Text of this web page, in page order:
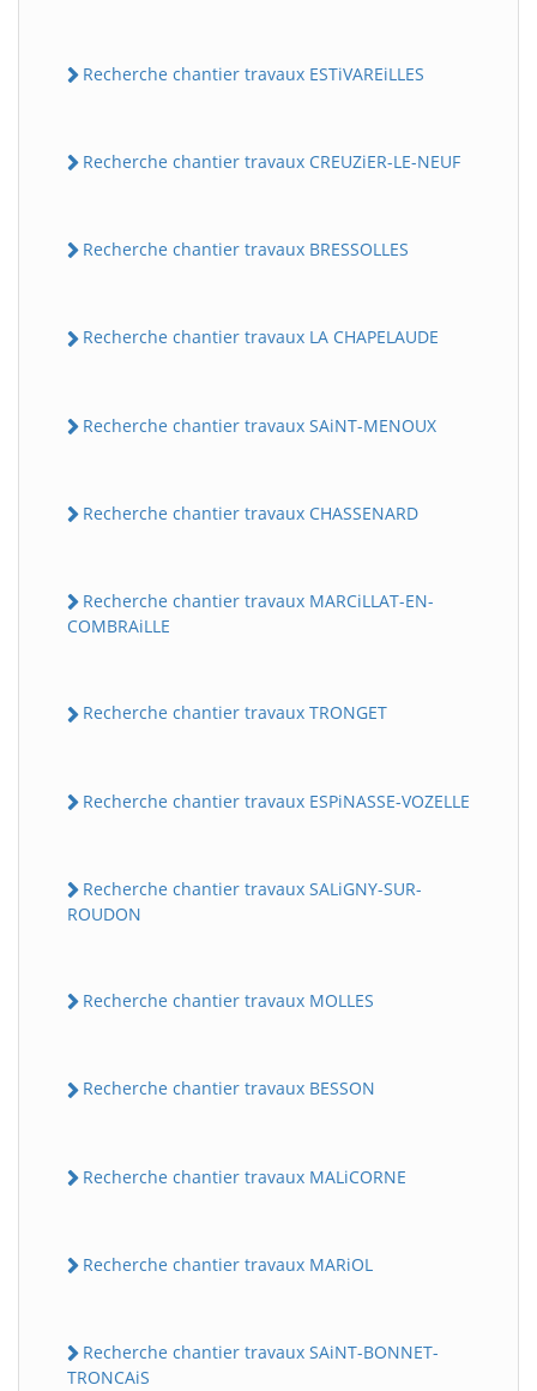
Recherche chantier travaux ESTiVAREiLLES
Recherche chantier travaux CREUZiER-LE-NEUF
Recherche chantier travaux BRESSOLLES
Recherche chantier travaux LA CHAPELAUDE
Recherche chantier travaux SAiNT-MENOUX
Recherche chantier travaux CHASSENARD
Recherche chantier travaux MARCiLLAT-EN-
COMBRAiLLE
Recherche chantier travaux TRONGET
Recherche chantier travaux ESPiNASSE-VOZELLE
Recherche chantier travaux SALiGNY-SUR-
ROUDON
Recherche chantier travaux MOLLES
Recherche chantier travaux BESSON
Recherche chantier travaux MALiCORNE
Recherche chantier travaux MARiOL
Recherche chantier travaux SAiNT-BONNET-
TRONCAiS